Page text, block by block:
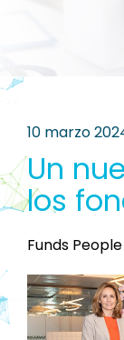
10 marzo
Un
los
Funds People